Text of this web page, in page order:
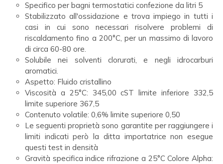
Specifico per bagni termostatici confezione da litri 5
Stabilizzato all'ossidazione e trova impiego in tutti i
casi in cui sono necessari risolvere problemi di
riscaldamento fino a 200°C, per un massimo di lavoro
di circa 60-80 ore.
Solubile nei solventi clorurati, e negli idrocarburi
aromatici.
Aspetto: Fluido cristallino
Viscosità a 25°C: 345,00 cST limite inferiore 332,5
limite superiore 367,5
Contenuto volatile: 0,6% limite superiore 0,50
Le seguenti proprietà sono garantite per raggiungere i
limiti indicati però la ditta importatrice non esegue
questi test in densità
Gravità specifica indice rifrazione a 25°C Colore Alpha: